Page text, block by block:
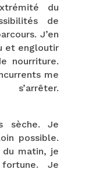
du
de
J’en
et engloutir
nourriture.
me
sèche. Je
possible.
matin, je
Je